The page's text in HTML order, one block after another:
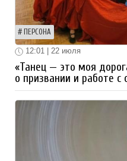
ПЕРСОНА
12:01 | 22 июля
«Танец — это моя
о призвании и работе